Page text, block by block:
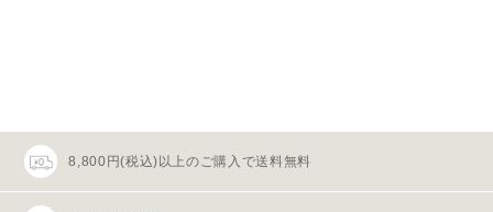
8,800円(税込)以上のご購入で送料無料